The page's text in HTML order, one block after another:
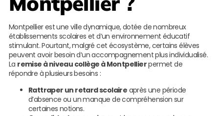
Montpellier est une ville dynamique, dotée de nombreux
établissements scolaires et d’un environnement éducatif
stimulant. Pourtant, malgré cet écosystème, certains élèves
peuvent avoir besoin d’un accompagnement plus individualisé.
La remise à niveau collège à Montpellierpermet de
répondre à plusieurs besoins :
Rattraper un retard scolaire après une période
d’absence ou un manque de compréhension sur
certaines notions.